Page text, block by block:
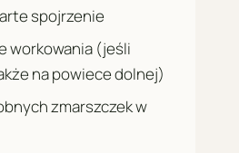
spojrzenie
workowania (jeśli
na powiece dolnej)
zmarszczek w